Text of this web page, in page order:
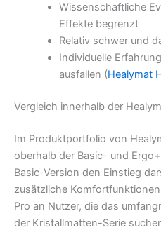
Wissenschaftliche
Effekte begrenzt
Relativ schwer und
Individuelle
ausfallen (Healymat
Vergleich innerhalb der
Im Produktportfolio von
oberhalb der Basic- und
Basic-Version den Einstieg
zusätzliche
Pro an Nutzer, die das
der Kristallmatten-Serie